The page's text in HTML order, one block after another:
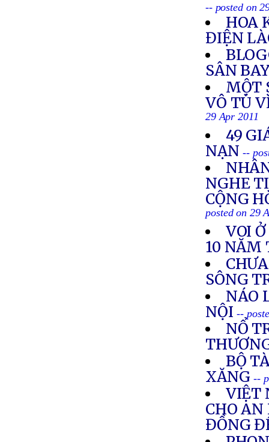
-- posted on
HOA
ĐIỆN
SÂN
MỘT
VÔ TÙ
29 Apr 2011
49
NẠN--
NGHE
CỘNG
posted on 29
VOI
10 NĂM
SÔNG
NÁO
NỘI--
NỔ
BỘ
XĂNG --
VIỆT
CHO AN
ĐỒNG